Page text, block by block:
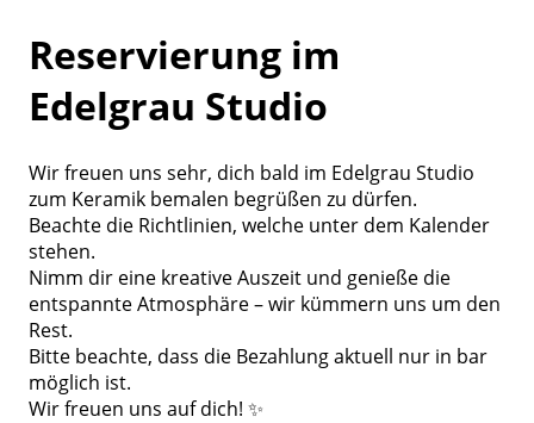
Reservierung im
Edelgrau Studio
Wir freuen uns sehr, dich bald im Edelgrau Studio
zum Keramik bemalen begrüßen zu dürfen.
Beachte die Richtlinien, welche unter dem Kalender
stehen.
Nimm dir eine kreative Auszeit und genieße die
entspannte Atmosphäre – wir kümmern uns um den
Rest.
Bitte beachte, dass die Bezahlung aktuell nur in bar
möglich ist.
Wir freuen uns auf dich! ✨